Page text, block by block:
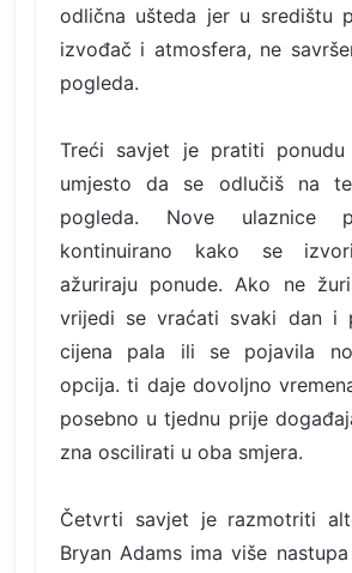
odlična ušteda jer u središtu
izvođač i atmosfera, ne
pogleda.
Treći savjet je pratiti
umjesto da se odlučiš na
pogleda. Nove ulaznice
kontinuirano kako se
ažuriraju ponude. Ako ne
vrijedi se vraćati svaki dan i
cijena pala ili se pojavila
opcija. ti daje dovoljno
posebno u tjednu prije
zna oscilirati u oba smjera.
Četvrti savjet je razmotriti
Bryan Adams ima više